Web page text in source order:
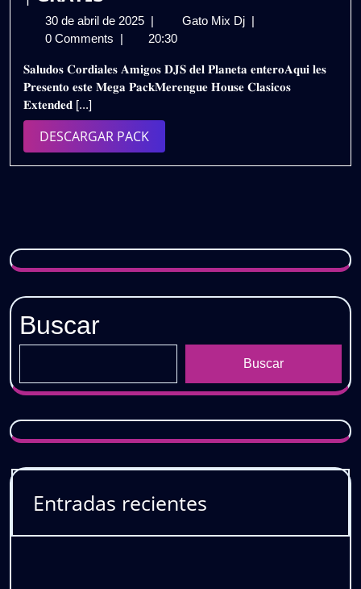
30 de abril de 2025 30
de
de
2025
Gato Mix Dj 𝗣𝗔𝗖𝗞
𝗖𝗟𝗔𝗦𝗜𝗖𝗢𝗦
𝗘𝗫𝗧𝗘𝗡𝗗𝗘𝗗
|
0 Comments
20:30
𝐒𝐚𝐥𝐮𝐝𝐨𝐬 𝐂𝐨𝐫𝐝𝐢𝐚𝐥𝐞𝐬 𝐀𝐦𝐢𝐠𝐨𝐬 𝐃𝐉𝐒 𝐝𝐞𝐥 𝐏𝐥𝐚𝐧𝐞𝐭𝐚 𝐞𝐧𝐭𝐞𝐫𝐨𝐀𝐪𝐮𝐢 𝐥𝐞𝐬
𝐏𝐫𝐞𝐬𝐞𝐧𝐭𝐨 𝐞𝐬𝐭𝐞 𝐌𝐞𝐠𝐚 𝐏𝐚𝐜𝐤𝐌𝐞𝐫𝐞𝐧𝐠𝐮𝐞 𝐇𝐨𝐮𝐬𝐞 𝐂𝐥𝐚𝐬𝐢𝐜𝐨𝐬
𝐄𝐱𝐭𝐞𝐧𝐝𝐞𝐝 [...]
DESCARGAR PACKDESCARGAR
PACK
Buscar
Buscar
Entradas recientes